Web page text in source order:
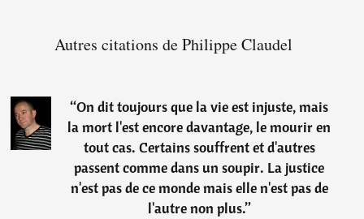
Autres citations de Philippe Claudel
“On dit toujours que la vie est injuste, mais
la mort l'est encore davantage, le mourir en
tout cas. Certains souffrent et d'autres
passent comme dans un soupir. La justice
n'est pas de ce monde mais elle n'est pas de
l'autre non plus.”